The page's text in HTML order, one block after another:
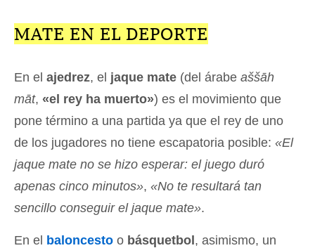
MATE EN EL DEPORTE
En el ajedrez, el jaque mate (del árabe aššāh
māt, «el rey ha muerto») es el movimiento que
pone término a una partida ya que el rey de uno
de los jugadores no tiene escapatoria posible: «El
jaque mate no se hizo esperar: el juego duró
apenas cinco minutos», «No te resultará tan
sencillo conseguir el jaque mate».
En el baloncesto o básquetbol, asimismo, un